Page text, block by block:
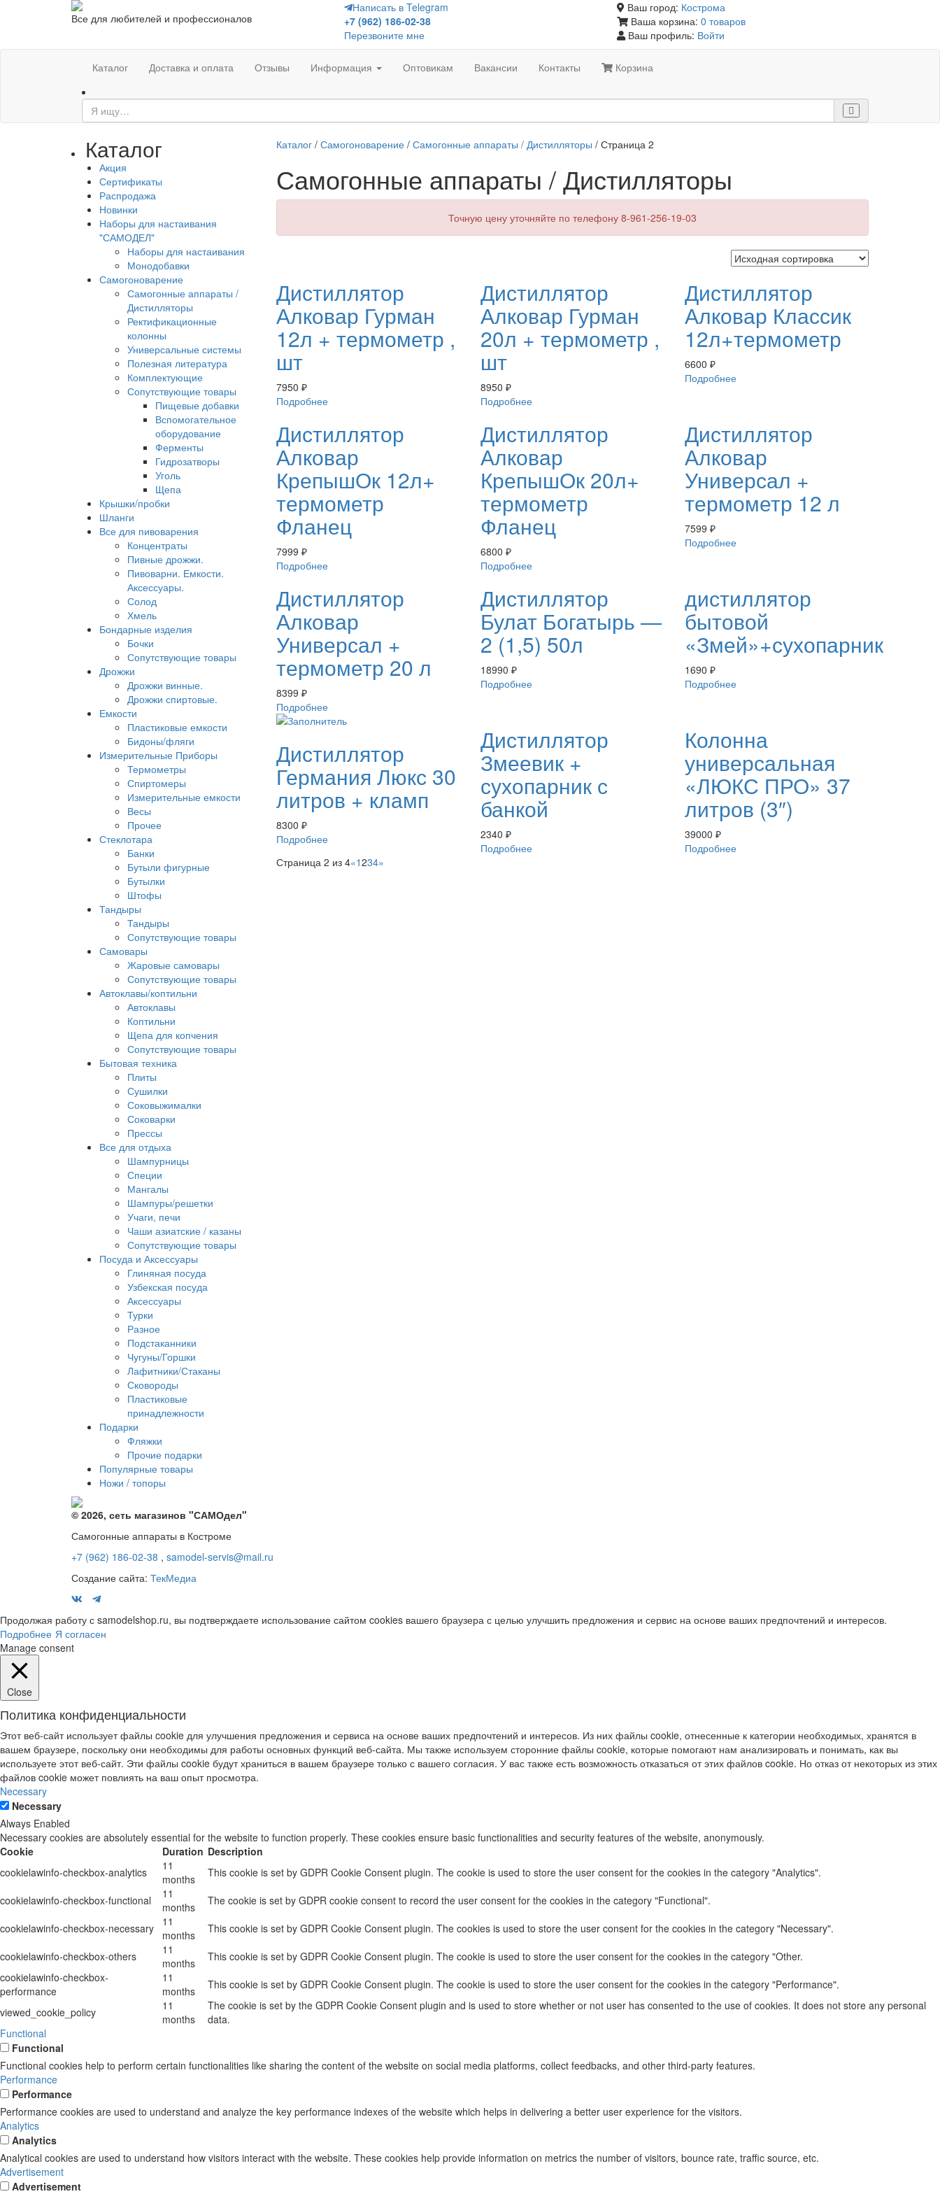
Все для любителей и профессионалов
Написать в Telegram
+7 (962) 186-02-38
Перезвоните мне
Ваш город: Кострома
Ваша корзина: 0 товаров
Ваш профиль: Войти
Каталог Доставка и оплата Отзывы Информация Оптовикам Вакансии Контакты Корзина
Каталог
Акция
Сертификаты
Распродажа
Новинки
Наборы для настаивания
"САМОДЕЛ"
Наборы для настаивания
Монодобавки
Самогоноварение
Самогонные аппараты /
Дистилляторы
Ректификационные
колонны
Универсальные системы
Полезная литература
Комплектующие
Сопутствующие товары
Пищевые добавки
Вспомогательное
оборудование
Ферменты
Гидрозатворы
Уголь
Щепа
Крышки/пробки
Шланги
Все для пивоварения
Концентраты
Пивные дрожжи.
Пивоварни. Емкости.
Аксессуары.
Солод
Хмель
Бондарные изделия
Бочки
Сопутствующие товары
Дрожжи
Дрожжи винные.
Дрожжи спиртовые.
Емкости
Пластиковые емкости
Бидоны/фляги
Измерительные Приборы
Термометры
Спиртомеры
Измерительные емкости
Весы
Прочее
Стеклотара
Банки
Бутыли фигурные
Бутылки
Штофы
Тандыры
Тандыры
Сопутствующие товары
Самовары
Жаровые самовары
Сопутствующие товары
Автоклавы/коптильни
Автоклавы
Коптильни
Щепа для копчения
Сопутствующие товары
Бытовая техника
Плиты
Сушилки
Соковыжималки
Соковарки
Прессы
Все для отдыха
Шампурницы
Специи
Мангалы
Шампуры/решетки
Учаги, печи
Чаши азиатские / казаны
Сопутствующие товары
Посуда и Аксессуары
Глиняная посуда
Узбекская посуда
Аксессуары
Турки
Разное
Подстаканники
Чугуны/Горшки
Лафитники/Стаканы
Сковороды
Пластиковые
принадлежности
Подарки
Фляжки
Прочие подарки
Популярные товары
Ножи / топоры
Каталог/ Самогоноварение/ Самогонные аппараты / Дистилляторы / Страница 2
Самогонные аппараты / Дистилляторы
Точную цену уточняйте по телефону 8-961-256-19-03
Дистиллятор
Алковар Гурман
12л + термометр ,
шт
7950 ₽
Подробнее
Дистиллятор
Алковар Гурман
20л + термометр ,
шт
8950 ₽
Подробнее
Дистиллятор
Алковар Классик
12л+термометр
6600₽
Подробнее
Дистиллятор
Алковар
КрепышОк 12л+
термометр
Фланец
7999 ₽
Подробнее
Дистиллятор
Алковар
КрепышОк 20л+
термометр
Фланец
6800 ₽
Подробнее
Дистиллятор
Алковар
Универсал +
термометр 12 л
7599₽
Подробнее
Дистиллятор
Алковар
Универсал +
термометр 20 л
8399 ₽
Подробнее
Дистиллятор
Булат Богатырь —
2 (1,5) 50л
18990 ₽
Подробнее
дистиллятор
бытовой
«Змей»+сухопарник
1690₽
Подробнее
Дистиллятор
Германия Люкс 30
литров + кламп
8300 ₽
Подробнее
Дистиллятор
Змеевик +
сухопарник с
банкой
2340 ₽
Подробнее
Колонна
универсальная
«ЛЮКС ПРО» 37
литров (3″)
39000₽
Подробнее
Страница 2 из 4«1234»
© 2026, сеть магазинов "САМОдел"
Самогонные аппараты в Костроме
+7 (962) 186-02-38 , samodel-servis@mail.ru
Создание сайта: ТекМедиа
Продолжая работу с samodelshop.ru, вы подтверждаете использование сайтом cookies вашего браузера с целью улучшить предложения и сервис на основе ваших предпочтений и интересов.
Подробнее Я согласен
Manage consent
Close
Политика конфиденциальности
Этот веб-сайт использует файлы cookie для улучшения предложения и сервиса на основе ваших предпочтений и интересов. Из них файлы cookie, отнесенные к категории необходимых, хранятся в
вашем браузере, поскольку они необходимы для работы основных функций веб-сайта. Мы также используем сторонние файлы cookie, которые помогают нам анализировать и понимать, как вы
используете этот веб-сайт. Эти файлы cookie будут храниться в вашем браузере только с вашего согласия. У вас также есть возможность отказаться от этих файлов cookie. Но отказ от некоторых из этих
файлов cookie может повлиять на ваш опыт просмотра.
Necessary
Necessary
Always Enabled
Necessary cookies are absolutely essential for the website to function properly. These cookies ensure basic functionalities and security features of the website, anonymously.
Cookie
Duration Description
cookielawinfo-checkbox-analytics
11
months
This cookie is set by GDPR Cookie Consent plugin. The cookie is used to store the user consent for the cookies in the category "Analytics".
cookielawinfo-checkbox-functional
11
months
The cookie is set by GDPR cookie consent to record the user consent for the cookies in the category "Functional".
cookielawinfo-checkbox-necessary
11
months
This cookie is set by GDPR Cookie Consent plugin. The cookies is used to store the user consent for the cookies in the category "Necessary".
cookielawinfo-checkbox-others
11
months
This cookie is set by GDPR Cookie Consent plugin. The cookie is used to store the user consent for the cookies in the category "Other.
cookielawinfo-checkbox-
performance
11
months
This cookie is set by GDPR Cookie Consent plugin. The cookie is used to store the user consent for the cookies in the category "Performance".
viewed_cookie_policy
11
months
The cookie is set by the GDPR Cookie Consent plugin and is used to store whether or not user has consented to the use of cookies. It does not store any personal
data.
Functional
Functional
Functional cookies help to perform certain functionalities like sharing the content of the website on social media platforms, collect feedbacks, and other third-party features.
Performance
Performance
Performance cookies are used to understand and analyze the key performance indexes of the website which helps in delivering a better user experience for the visitors.
Analytics
Analytics
Analytical cookies are used to understand how visitors interact with the website. These cookies help provide information on metrics the number of visitors, bounce rate, traffic source, etc.
Advertisement
Advertisement